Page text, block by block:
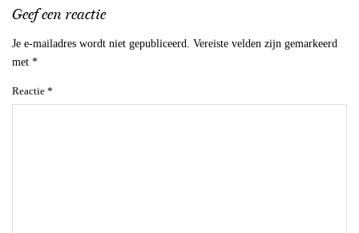
Geef een reactie
Je e-mailadres wordt niet gepubliceerd. Vereiste velden zijn gemarkeerd
met *
Reactie *